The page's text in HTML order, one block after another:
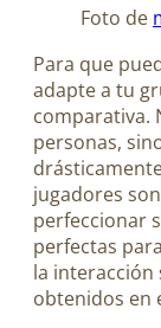
Foto de
Para que
adapte a tu
comparativa.
personas,
jugadores
perfeccionar
perfectas
la
obtenidos en